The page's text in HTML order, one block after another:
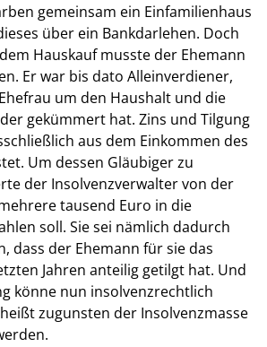
gemeinsam ein Einfamilienhaus
über ein Bankdarlehen. Doch
Hauskauf musste der Ehemann
Er war bis dato Alleinverdiener,
um den Haushalt und die
gekümmert hat. Zins und Tilgung
aus dem Einkommen des
Um dessen Gläubiger zu
der Insolvenzverwalter von der
tausend Euro in die
soll. Sie sei nämlich dadurch
dass der Ehemann für sie das
Jahren anteilig getilgt hat. Und
könne nun insolvenzrechtlich
zugunsten der Insolvenzmasse